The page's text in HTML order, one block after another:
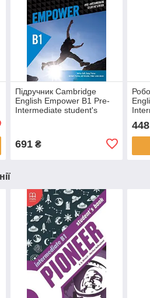
Підручник Cambridge
English Empower B1 Pre-
Intermediate student's
691₴
448